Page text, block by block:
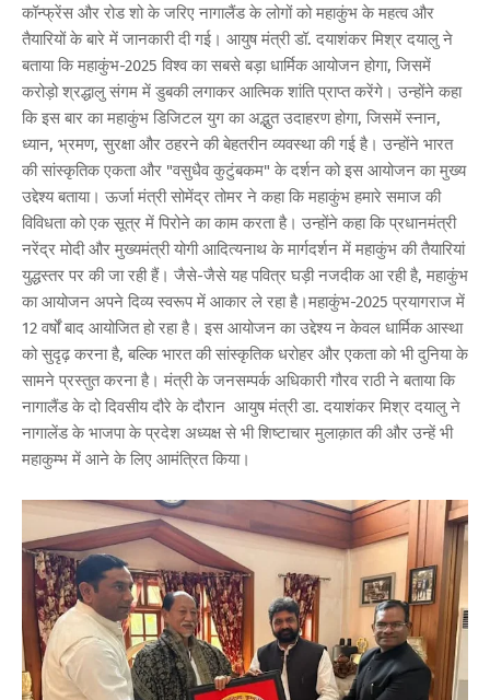
कॉन्फ्रेंस और रोड शो के जरिए नागालैंड के लोगों को महाकुंभ के महत्व और
तैयारियों के बारे में जानकारी दी गई। आयुष मंत्री डॉ. दयाशंकर मिश्र दयालु ने
बताया कि महाकुंभ-2025 विश्व का सबसे बड़ा धार्मिक आयोजन होगा, जिसमें
करोड़ो श्रद्धालु संगम में डुबकी लगाकर आत्मिक शांति प्राप्त करेंगे। उन्होंने कहा
कि इस बार का महाकुंभ डिजिटल युग का अद्भुत उदाहरण होगा, जिसमें स्नान,
ध्यान, भ्रमण, सुरक्षा और ठहरने की बेहतरीन व्यवस्था की गई है। उन्होंने भारत
की सांस्कृतिक एकता और "वसुधैव कुटुंबकम" के दर्शन को इस आयोजन का मुख्य
उद्देश्य बताया। ऊर्जा मंत्री सोमेंद्र तोमर ने कहा कि महाकुंभ हमारे समाज की
विविधता को एक सूत्र में पिरोने का काम करता है। उन्होंने कहा कि प्रधानमंत्री
नरेंद्र मोदी और मुख्यमंत्री योगी आदित्यनाथ के मार्गदर्शन में महाकुंभ की तैयारियां
युद्धस्तर पर की जा रही हैं। जैसे-जैसे यह पवित्र घड़ी नजदीक आ रही है, महाकुंभ
का आयोजन अपने दिव्य स्वरूप में आकार ले रहा है।महाकुंभ-2025 प्रयागराज में
12 वर्षों बाद आयोजित हो रहा है। इस आयोजन का उद्देश्य न केवल धार्मिक आस्था
को सुदृढ़ करना है, बल्कि भारत की सांस्कृतिक धरोहर और एकता को भी दुनिया के
सामने प्रस्तुत करना है। मंत्री के जनसम्पर्क अधिकारी गौरव राठी ने बताया कि
नागालैंड के दो दिवसीय दौरे के दौरान आयुष मंत्री डा. दयाशंकर मिश्र दयालु ने
नागालेंड के भाजपा के प्रदेश अध्यक्ष से भी शिष्टाचार मुलाक़ात की और उन्हें भी
महाकुम्भ में आने के लिए आमंत्रित किया।